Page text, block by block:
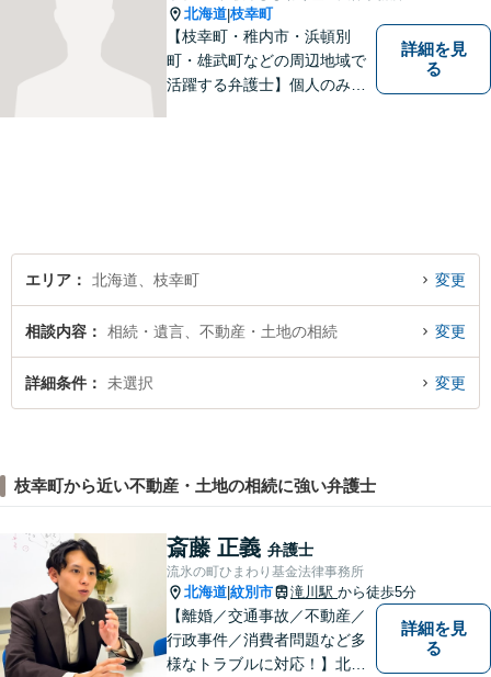
北海道|枝幸町
【枝幸町・稚内市・浜頓別
町・雄武町などの周辺地域で
活躍する弁護士】個人のみな
詳細を見
る
エリア 北海道、枝幸町 変更
相談内容 相続・遺言、不動産・土地の相続 変更
詳細条件 未選択 変更
枝幸町から近い不動産・土地の相続に強い弁護士
斎藤 正義 弁護士
流氷の町ひまわり基金法律事務所
北海道 紋別市 滝川駅 から徒歩5分
【離婚／交通事故／不動産／
行政事件／消費者問題など多
様なトラブルに対応！】北海
詳細を見
る